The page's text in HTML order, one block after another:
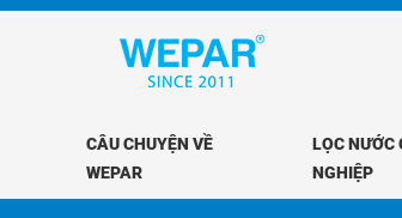
CÂU CHUYỆN VỀ
WEPAR
LỌC NƯỚC
NGHIỆP